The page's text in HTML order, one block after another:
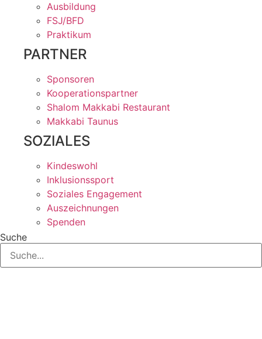
Ausbildung
FSJ/BFD
Praktikum
PARTNER
Sponsoren
Kooperationspartner
Shalom Makkabi Restaurant
Makkabi Taunus
SOZIALES
Kindeswohl
Inklusionssport
Soziales Engagement
Auszeichnungen
Spenden
Suche